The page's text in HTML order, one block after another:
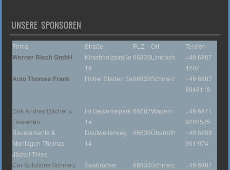
UNSERE SPONSOREN
Firma Straße PLZ Ort Telefon
Werner Risch GmbH
Kirschholzstraße
18
66839Limbach
+49 6887
4202
Auto Thomas Frank Hoher Staden 5a66839Schmelz
+49 6887
8948118
Dirk Andres Dächer +
Fassaden
Im Gewerbepark
1a
66687Wadern
+49 6871
9202525
Bauelemente &
Montagen Thomas
Jäckel-Thies
Dautweilerweg
14
66636Überroth
+49 6888
901 974
Car Solutions Schmelz
Saabrücker
66839Schmelz
+49 6887